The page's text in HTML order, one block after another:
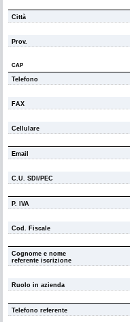
Città
Prov.
CAP
Telefono
FAX
Cellulare
Email
C.U. SDI/PEC
P. IVA
Cod. Fiscale
Cognome e nome
referente iscrizione
Ruolo in azienda
Telefono referente